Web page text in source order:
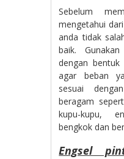
Sebelum
mengetahui
anda tidak
baik.
dengan
agar beban
sesuai
beragam
kupu-kupu,
bengkok dan
Engsel